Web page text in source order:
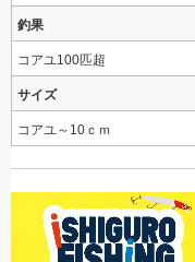
釣果
コアユ100匹超
サイズ
コアユ～10ｃｍ